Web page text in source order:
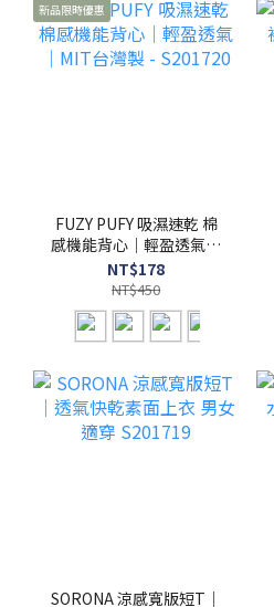
新品限時優惠
FUZY PUFY 吸濕速乾 棉
感機能背心｜輕盈透氣｜
MIT台灣製 - S201720
NT$178
NT$450
SORONA 涼感寬版短T｜